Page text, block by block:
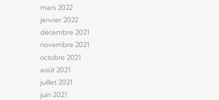
mars 2022
janvier 2022
décembre 2021
novembre 2021
octobre 2021
août 2021
juillet 2021
juin 2021